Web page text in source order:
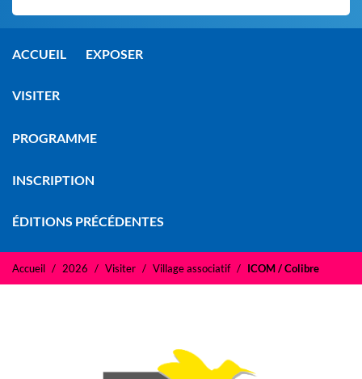
ACCUEIL EXPOSER
VISITER
PROGRAMME
INSCRIPTION
ÉDITIONS PRÉCÉDENTES
Accueil 2026 Visiter Village associatif ICOM / Colibre